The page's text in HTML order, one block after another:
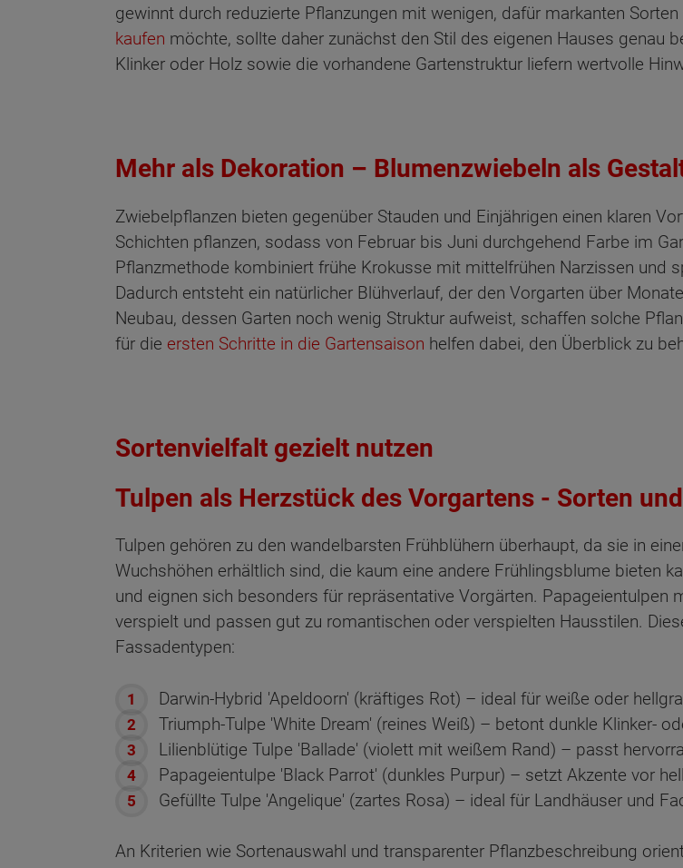
gewinnt durch reduzierte Pflanzungen mit wenigen, dafür markanten
kaufen möchte, sollte daher zunächst den Stil des eigenen Hauses genau
Klinker oder Holz sowie die vorhandene Gartenstruktur liefern wertvolle
Mehr als Dekoration – Blumenzwiebeln als
Zwiebelpflanzen bieten gegenüber Stauden und Einjährigen einen klaren
Schichten pflanzen, sodass von Februar bis Juni durchgehend Farbe im
Pflanzmethode kombiniert frühe Krokusse mit mittelfrühen Narzissen und
Dadurch entsteht ein natürlicher Blühverlauf, der den Vorgarten über
Neubau, dessen Garten noch wenig Struktur aufweist, schaffen solche
für die ersten Schritte in die Gartensaison helfen dabei, den Überblick zu
Sortenvielfalt gezielt nutzen
Tulpen als Herzstück des Vorgartens - Sorten
Tulpen gehören zu den wandelbarsten Frühblühern überhaupt, da sie in
Wuchshöhen erhältlich sind, die kaum eine andere Frühlingsblume bieten
und eignen sich besonders für repräsentative Vorgärten. Papageientulpen
verspielt und passen gut zu romantischen oder verspielten Hausstilen.
Fassadentypen:
Darwin-Hybrid 'Apeldoorn' (kräftiges Rot) – ideal für weiße oder
Triumph-Tulpe 'White Dream' (reines Weiß) – betont dunkle Klinker-
Lilienblütige Tulpe 'Ballade' (violett mit weißem Rand) – passt
Papageientulpe 'Black Parrot' (dunkles Purpur) – setzt Akzente vor
Gefüllte Tulpe 'Angelique' (zartes Rosa) – ideal für Landhäuser und
An Kriterien wie Sortenauswahl und transparenter Pflanzbeschreibung
Wonach möchten Sie suchen?